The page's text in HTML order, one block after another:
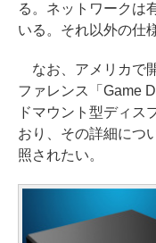
る。ネットワークは
いる。それ以外の仕
なお、アメリカで
ファレンス「Game
ドマウント型ディス
おり、その詳細につ
照されたい。